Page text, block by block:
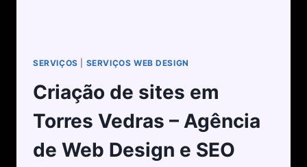
SERVIÇOS SERVIÇOS WEB DESIGN
Criação de sites em
Torres Vedras – Agência
de Web Design e SEO